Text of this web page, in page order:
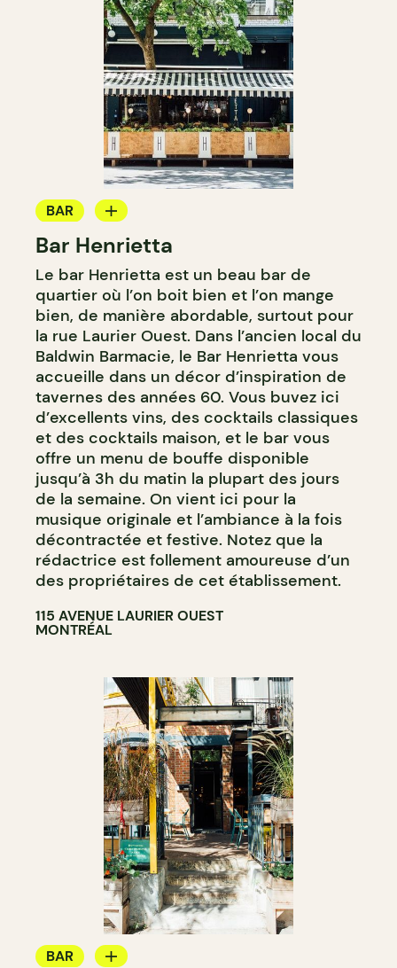
BAR
BAR À VIN
BAR À COCKTAIL
Bar Henrietta
Le bar Henrietta est un beau bar de
quartier où l’on boit bien et l’on mange
bien, de manière abordable, surtout pour
la rue Laurier Ouest. Dans l’ancien local du
Baldwin Barmacie, le Bar Henrietta vous
accueille dans un décor d’inspiration de
tavernes des années 60. Vous buvez ici
d’excellents vins, des cocktails classiques
et des cocktails maison, et le bar vous
offre un menu de bouffe disponible
jusqu’à 3h du matin la plupart des jours
de la semaine. On vient ici pour la
musique originale et l’ambiance à la fois
décontractée et festive. Notez que la
rédactrice est follement amoureuse d’un
des propriétaires de cet établissement.
115 AVENUE LAURIER OUEST
MONTRÉAL
BAR